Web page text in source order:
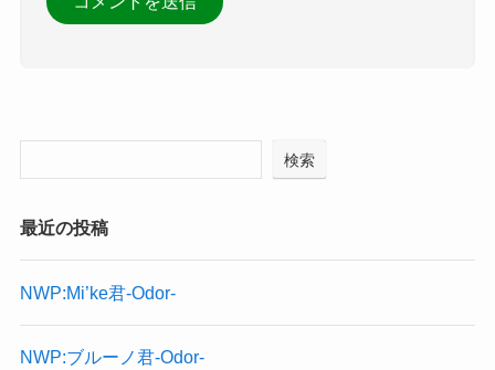
検索
最近の投稿
NWP:Mi’ke君-Odor-
NWP:ブルーノ君-Odor-